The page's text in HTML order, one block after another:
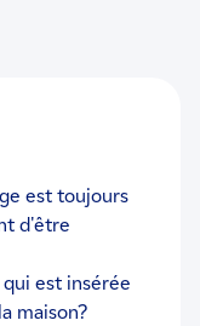
est toujours
d'être
est insérée
maison?